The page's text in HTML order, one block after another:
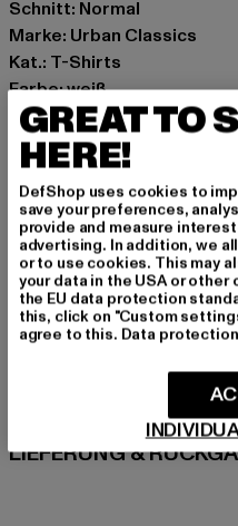
Schnitt: Normal
Marke: Urban Classics
Kat.: T-Shirts
Farbe: weiß
Hersteller Farbe: white
Art.Nr: TB7812-00220
Hersteller: TB
Dr.-Robert-Murjahn-
DE
GRÖSSE & PASSFORM
LIEFERUNG &
GREAT TO
HERE!
DefShop uses cookies to
save your preferences,
provide and measure
advertising. In addition, we
or to use cookies. This may
your data in the USA or
the EU data protection
this, click on "Custom
agree to this. Data protection